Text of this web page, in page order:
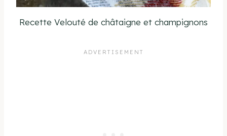
Recette Velouté de châtaigne et champignons